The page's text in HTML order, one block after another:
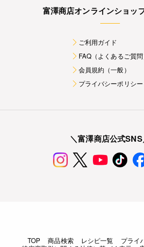
富澤商店オンラインショッ
ご利用ガイド
FAQ（よくあるご質問
会員規約（一般）
プライバシーポリシー
＼富澤商店公式SNS
TOP 商品検索 レシピ一覧
プライ